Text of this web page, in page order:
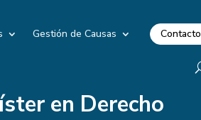
Gestión de Causas Contacto
en Derecho